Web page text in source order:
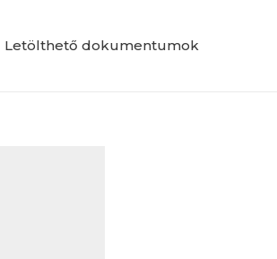
Letölthető dokumentumok